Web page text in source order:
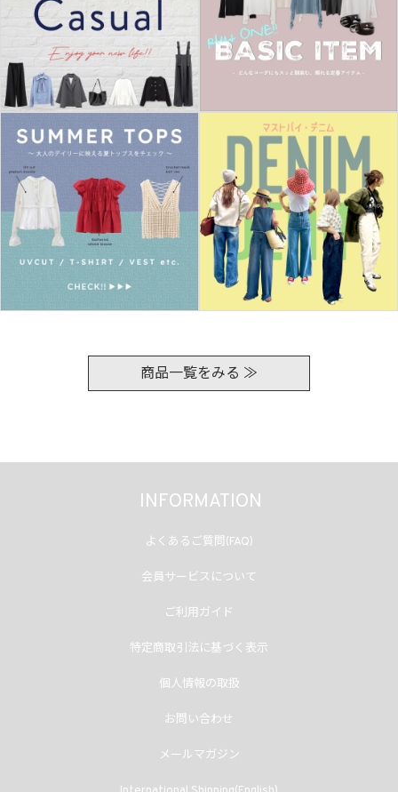
商品一覧をみる ≫
INFORMATION
よくあるご質問(FAQ)
会員サービスについて
ご利用ガイド
特定商取引法に基づく表示
個人情報の取扱
お問い合わせ
メールマガジン